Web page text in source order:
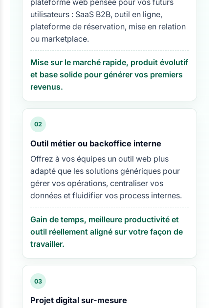
utilisateurs : SaaS B2B, outil en ligne,
plateforme de réservation, mise en relation
ou marketplace.
Mise sur le marché rapide, produit évolutif
et base solide pour générer vos premiers
revenus.
02
Outil métier ou backoffice interne
Offrez à vos équipes un outil web plus
adapté que les solutions génériques pour
gérer vos opérations, centraliser vos
données et fluidifier vos process internes.
Gain de temps, meilleure productivité et
outil réellement aligné sur votre façon de
travailler.
03
Projet digital sur-mesure